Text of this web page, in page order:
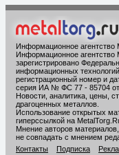
Информационное агентство
Информационное агентство
зарегистрировано
информационных
регистрационный номер и
серия ИА № ФС 77 - 85704 от
Новости, аналитика, цены,
драгоценных металлов.
Использование открытых
гиперссылкой на
Мнение авторов
не совпадать с мнением
Контакты
Подписка